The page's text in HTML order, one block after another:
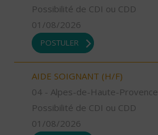
Possibilité de CDI ou CDD
01/08/2026
POSTULER
AIDE SOIGNANT (H/F)
04 - Alpes-de-Haute-Provence
Possibilité de CDI ou CDD
01/08/2026